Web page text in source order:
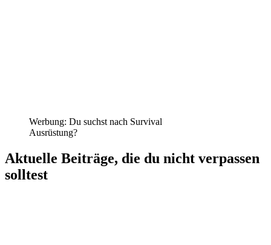
Werbung: Du suchst nach Survival
Ausrüstung?
Aktuelle Beiträge, die du nicht verpassen
solltest